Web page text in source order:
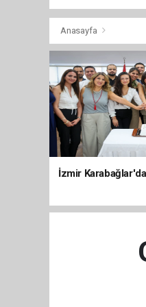
Anasayfa
İzmir